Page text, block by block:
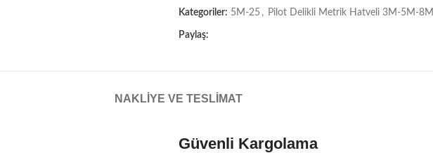
Kategoriler: 5M-25 , Pilot Delikli Metrik Hatveli 3M-5M-8M
Paylaş:
NAKLIYE VE TESLIMAT
Güvenli Kargolama